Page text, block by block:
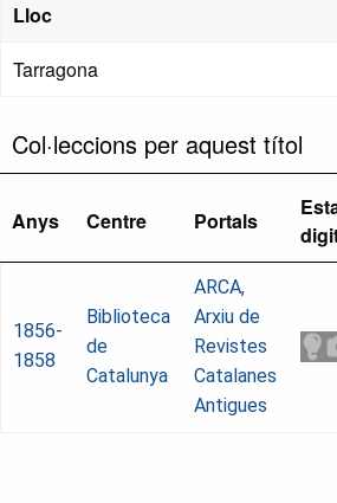
Lloc
Tarragona
Col·leccions per aquest títol
Anys Centre Portals
1856-
1858
Biblioteca
de
Catalunya
ARCA,
Arxiu de
Revistes
Catalanes
Antigues